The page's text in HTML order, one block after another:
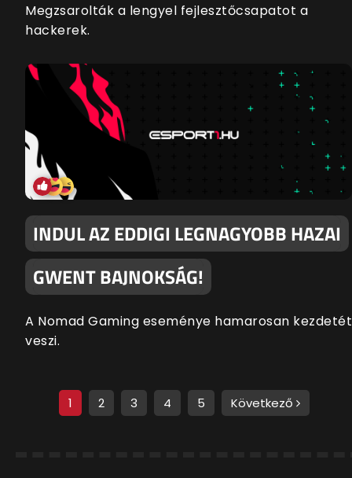
Megzsarolták a lengyel fejlesztőcsapatot a
hackerek.
INDUL AZ EDDIGI LEGNAGYOBB HAZAI
GWENT BAJNOKSÁG!
A Nomad Gaming eseménye hamarosan kezdetét
veszi.
1 2 3 4 5 Következő